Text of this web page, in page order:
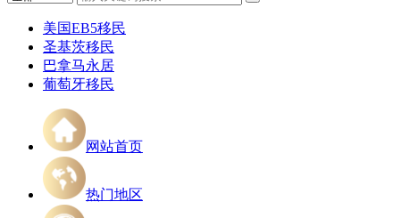
美国EB5移民
圣基茨移民
巴拿马永居
葡萄牙移民
网站首页
热门地区